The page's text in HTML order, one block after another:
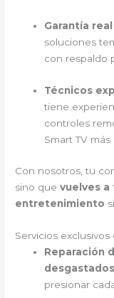
Garantía
soluciones
con respaldo
Técnicos
tiene
controles
Smart TV más
Con nosotros, tu
sino quevuelves
entretenimiento
Servicios
Reparación
desgastados
presionar